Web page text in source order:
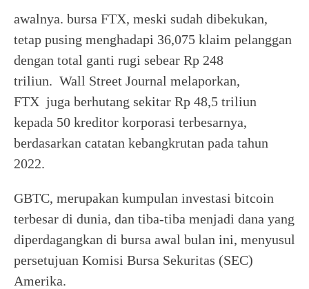
awalnya. bursa FTX, meski sudah dibekukan,
tetap pusing menghadapi 36,075 klaim pelanggan
dengan total ganti rugi sebear Rp 248
triliun. Wall Street Journal melaporkan,
FTX juga berhutang sekitar Rp 48,5 triliun
kepada 50 kreditor korporasi terbesarnya,
berdasarkan catatan kebangkrutan pada tahun
2022.
GBTC, merupakan kumpulan investasi bitcoin
terbesar di dunia, dan tiba-tiba menjadi dana yang
diperdagangkan di bursa awal bulan ini, menyusul
persetujuan Komisi Bursa Sekuritas (SEC)
Amerika.